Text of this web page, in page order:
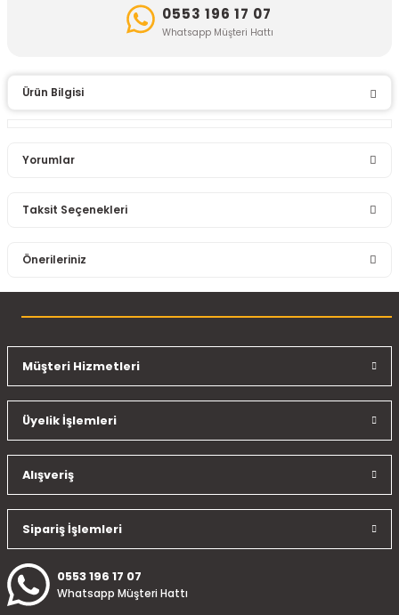
0553 196 17 07
Whatsapp Müşteri Hattı
Ürün Bilgisi
Yorumlar
Taksit Seçenekleri
Önerileriniz
konularda yetersiz gördüğünüz noktaları öneri formunu
Ürün resmi kalitesiz, bozuk veya görüntülenemiyor.
Ürün açıklamasında eksik bilgiler bulunuyor.
Ürün fiyatı diğer sitelerden daha pahalı.
Bu ürüne benzer farklı alternatifler olmalı.
Müşteri Hizmetleri
Üyelik İşlemleri
Alışveriş
Sipariş İşlemleri
0553 196 17 07
Whatsapp Müşteri Hattı